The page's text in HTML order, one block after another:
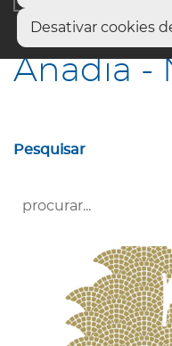
Desativar cookies
Início
Anadia -
Pesquisar